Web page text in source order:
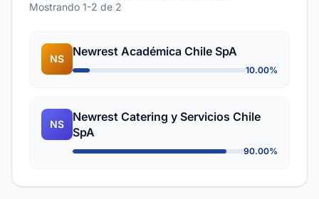
Mostrando 1-2 de 2
NS
Newrest Académica Chile SpA
10.00%
NS
Newrest Catering y Servicios Chile
SpA
90.00%